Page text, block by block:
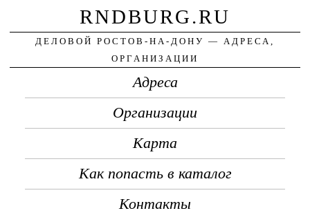
RNDBURG.RU
ДЕЛОВОЙ РОСТОВ-НА-ДОНУ — АДРЕСА,
ОРГАНИЗАЦИИ
Адреса
Организации
Карта
Как попасть в каталог
Контакты